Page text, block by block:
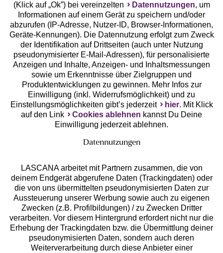
Geprüfte Sicherheit
Unsere Apps
Services
Beratung
Über uns
(Klick auf „Ok”) bei vereinzelten
Datennutzungen, um
Informationen auf einem Gerät zu speichern und/oder
abzurufen (IP-Adresse, Nutzer-ID, Browser-Informationen,
Geräte-Kennungen). Die Datennutzung erfolgt zum Zweck
der Identifikation auf Drittseiten (auch unter Nutzung
pseudonymisierter E-Mail-Adressen), für personalisierte
Anzeigen und Inhalte, Anzeigen- und Inhaltsmessungen
sowie um Erkenntnisse über Zielgruppen und
Produktentwicklungen zu gewinnen. Mehr Infos zur
Einwilligung (inkl. Widerrufsmöglichkeit) und zu
Einstellungsmöglichkeiten gibt’s jederzeit
hier. Mit Klick
auf den Link
Cookies ablehnen kannst Du Deine
Einwilligung jederzeit ablehnen.
Datennutzungen
LASCANA arbeitet mit Partnern zusammen, die von
deinem Endgerät abgerufene Daten (Trackingdaten) oder
die von uns übermittelten pseudonymisierten Daten zur
Aussteuerung unserer Werbung sowie auch zu eigenen
Zwecken (z.B. Profilbildungen) / zu Zwecken Dritter
verarbeiten. Vor diesem Hintergrund erfordert nicht nur die
Erhebung der Trackingdaten bzw. die Übermittlung deiner
pseudonymisierten Daten, sondern auch deren
Weiterverarbeitung durch diese Anbieter einer